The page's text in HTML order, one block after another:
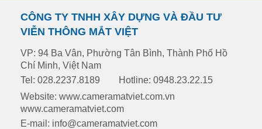
CÔNG TY TNHH XÂY DỰNG VÀ ĐẦU TƯ
VIỄN THÔNG MẮT VIỆT
VP: 94 Ba Vân, Phường Tân Bình, Thành Phố Hồ
Chí Minh, Việt Nam
Tel: 028.2237.8189
Hotline: 0948.23.22.15
Website: www.cameramatviet.com.vn
www.cameramatviet.com
E-mail: info@cameramatviet.com